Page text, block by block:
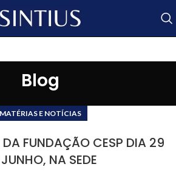
Blog
MATÉRIAS E NOTÍCIAS
FUNDAÇÃO CESP DIA 29
NA SEDE